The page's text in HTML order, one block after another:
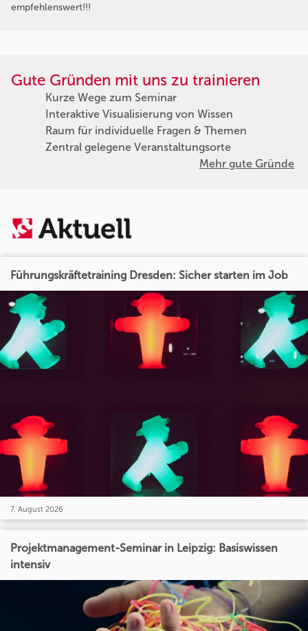
empfehlenswert!!!
Gute Gründen mit uns zu trainieren
Kurze Wege zum Seminar
Interaktive Visualisierung von Wissen
Raum für individuelle Fragen & Themen
Zentral gelegene Veranstaltungsorte
Mehr gute Gründe
Führungskräftetraining Dresden: Sicher starten im Job
7. August 2026
Projektmanagement-Seminar in Leipzig: Basiswissen
intensiv